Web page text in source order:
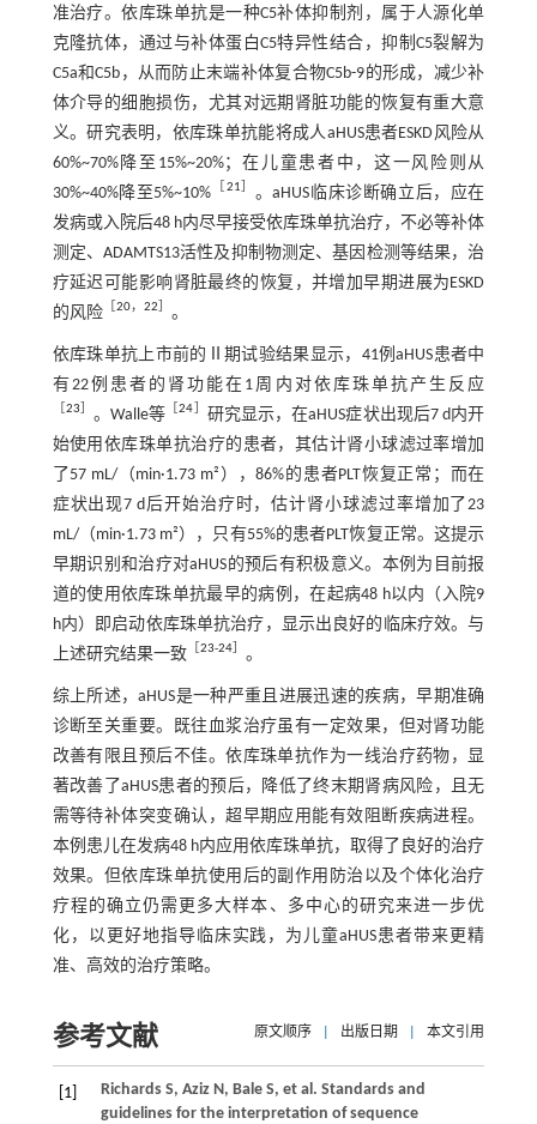
准治疗。依库珠单抗是一种C5补体抑制剂，属于人源化单
克隆抗体，通过与补体蛋白C5特异性结合，抑制C5裂解为
C5a和C5b，从而防止末端补体复合物C5b-9的形成，减少补
体介导的细胞损伤，尤其对远期肾脏功能的恢复有重大意
义。研究表明，依库珠单抗能将成人aHUS患者ESKD风险从
60%~70%降至15%~20%；在儿童患者中，这一风险则从
30%~40%降至5%~10% ［21］ 。aHUS临床诊断确立后，应在
发病或入院后48 h内尽早接受依库珠单抗治疗，不必等补体
测定、ADAMTS13活性及抑制物测定、基因检测等结果，治
疗延迟可能影响肾脏最终的恢复，并增加早期进展为ESKD
的风险［20， 22］ 。
依库珠单抗上市前的Ⅱ期试验结果显示，41例aHUS患者中
有22例患者的肾功能在1周内对依库珠单抗产生反应
［23］ 。Walle等 ［24］ 研究显示，在aHUS症状出现后7 d内开
始使用依库珠单抗治疗的患者，其估计肾小球滤过率增加
了57 mL/（min·1.73 m²），86%的患者PLT恢复正常；而在
症状出现7 d后开始治疗时，估计肾小球滤过率增加了23
mL/（min·1.73 m²），只有55%的患者PLT恢复正常。这提示
早期识别和治疗对aHUS的预后有积极意义。本例为目前报
道的使用依库珠单抗最早的病例，在起病48 h以内（入院9
h内）即启动依库珠单抗治疗，显示出良好的临床疗效。与
上述研究结果一致［23-24］ 。
综上所述，aHUS是一种严重且进展迅速的疾病，早期准确
诊断至关重要。既往血浆治疗虽有一定效果，但对肾功能
改善有限且预后不佳。依库珠单抗作为一线治疗药物，显
著改善了aHUS患者的预后，降低了终末期肾病风险，且无
需等待补体突变确认，超早期应用能有效阻断疾病进程。
本例患儿在发病48 h内应用依库珠单抗，取得了良好的治疗
效果。但依库珠单抗使用后的副作用防治以及个体化治疗
疗程的确立仍需更多大样本、多中心的研究来进一步优
化，以更好地指导临床实践，为儿童aHUS患者带来更精
准、高效的治疗策略。
参考文献 原文顺序 出版日期 本文引用
[1] Richards S, Aziz N, Bale S, et al . Standards and
guidelines for the interpretation of sequence